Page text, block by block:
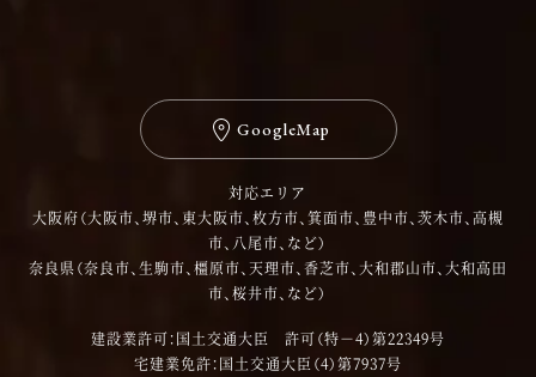
GoogleMap
対応エリア
大阪府（大阪市、堺市、東大阪市、枚方市、箕面市、豊中市、茨木市、高槻
市、八尾市、など）
奈良県（奈良市、生駒市、橿原市、天理市、香芝市、大和郡山市、大和高田
市、桜井市、など）
建設業許可：国土交通大臣 許可（特－4）第22349号
宅建業免許：国土交通大臣（4）第7937号